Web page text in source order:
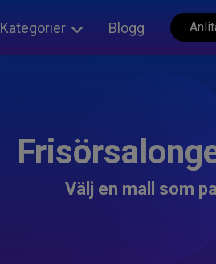
Kategorier Blogg
Välj en mall som